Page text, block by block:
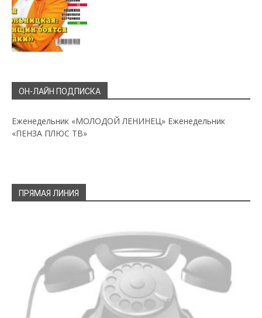
ОН-ЛАЙН ПОДПИСКА
Еженедельник «МОЛОДОЙ ЛЕНИНЕЦ» Еженедельник
«ПЕНЗА ПЛЮС ТВ»
ПРЯМАЯ ЛИНИЯ